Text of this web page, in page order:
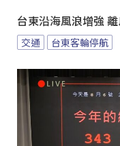
台東沿海風浪增強
交通 台東客輪停航